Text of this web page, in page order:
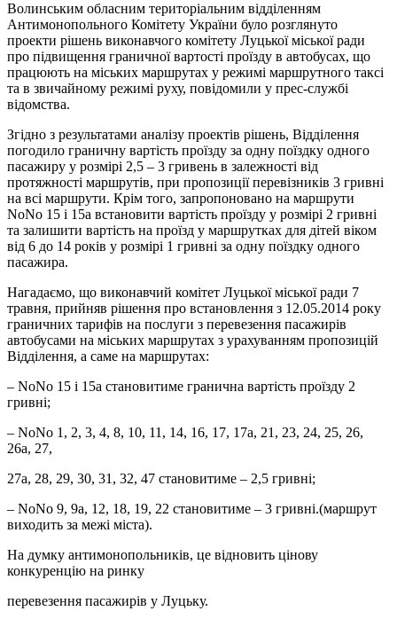
Волинським обласним територіальним відділенням
Антимонопольного Комітету України було розглянуто
проекти рішень виконавчого комітету Луцької міської ради
про підвищення граничної вартості проїзду в автобусах, що
працюють на міських маршрутах у режимі маршрутного таксі
та в звичайному режимі руху, повідомили у прес-службі
відомства.
Згідно з результатами аналізу проектів рішень, Відділення
погодило граничну вартість проїзду за одну поїздку одного
пасажиру у розмірі 2,5 – 3 гривень в залежності від
протяжності маршрутів, при пропозиції перевізників 3 гривні
на всі маршрути. Крім того, запропоновано на маршрути
NoNo 15 і 15а встановити вартість проїзду у розмірі 2 гривні
та залишити вартість на проїзд у маршрутках для дітей віком
від 6 до 14 років у розмірі 1 гривні за одну поїздку одного
пасажира.
Нагадаємо, що виконавчий комітет Луцької міської ради 7
травня, прийняв рішення про встановлення з 12.05.2014 року
граничних тарифів на послуги з перевезення пасажирів
автобусами на міських маршрутах з урахуванням пропозицій
Відділення, а саме на маршрутах:
– NoNo 15 і 15а становитиме гранична вартість проїзду 2
гривні;
– NoNo 1, 2, 3, 4, 8, 10, 11, 14, 16, 17, 17а, 21, 23, 24, 25, 26,
26а, 27,
27а, 28, 29, 30, 31, 32, 47 становитиме – 2,5 гривні;
– NoNo 9, 9а, 12, 18, 19, 22 становитиме – 3 гривні.(маршрут
виходить за межі міста).
На думку антимонопольників, це відновить цінову
конкуренцію на ринку
перевезення пасажирів у Луцьку.